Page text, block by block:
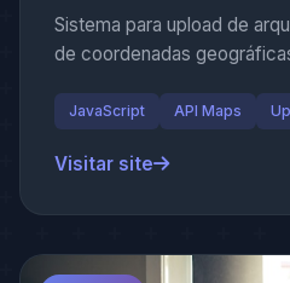
Sistema para upload de
de coordenadas
JavaScript API Maps
Visitar site